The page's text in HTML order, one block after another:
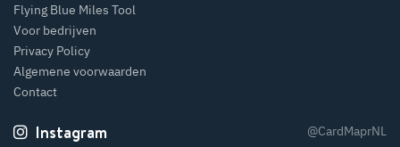
Flying Blue Miles Tool
Voor bedrijven
Privacy Policy
Algemene voorwaarden
Contact
Instagram @CardMaprNL